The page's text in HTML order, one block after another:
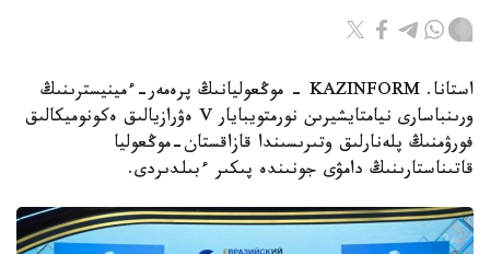
استانا. KAZINFORM - موڭعوليانىڭ پرەمەر-ءمينيسترىنىڭ
ورىنباسارى نيامتايشيرىن نورمتويبايار V ەۋرازيالىق ەكونوميكالىق
فورۋمنىڭ پلەنارلىق وتىرىسىندا قازاقستان-موڭعوليا
قاتىناستارىنىڭ دامۋى جونىندە پىكىر ءبىلدىردى.